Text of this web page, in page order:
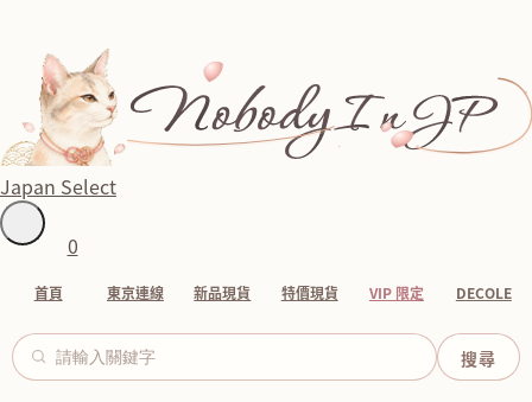
Japan Select
0
首頁 東京連線 新品現貨 特價現貨 VIP 限定 DECOLE